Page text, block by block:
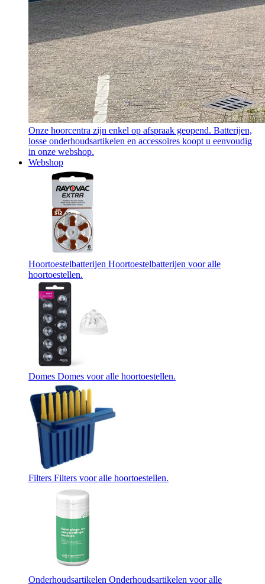
Onze hoorcentra zijn enkel op afspraak geopend. Batterijen,
losse onderhoudsartikelen en accessoires koopt u eenvoudig
in onze webshop.
Webshop
Hoortoestelbatterijen Hoortoestelbatterijen voor alle
hoortoestellen.
Domes Domes voor alle hoortoestellen.
Filters Filters voor alle hoortoestellen.
Onderhoudsartikelen Onderhoudsartikelen voor alle